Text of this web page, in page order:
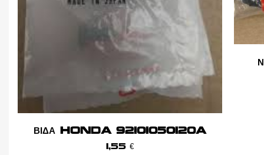
ΒΙΔΑ HONDA 92101050120A
1,55 €